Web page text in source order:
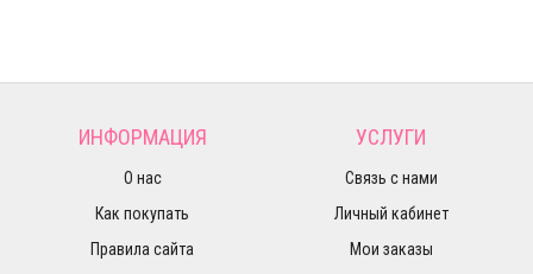
ИНФОРМАЦИЯ
О нас
Как покупать
Правила сайта
УСЛУГИ
Связь с нами
Личный кабинет
Мои заказы